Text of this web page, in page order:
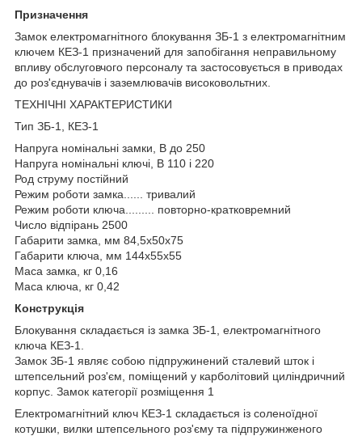
Призначення
Замок електромагнітного блокування ЗБ-1 з електромагнітним
ключем КЕЗ-1 призначений для запобігання неправильному
впливу обслуговчого персоналу та застосовується в приводах
до роз'єднувачів і заземлювачів високовольтних.
ТЕХНІЧНІ ХАРАКТЕРИСТИКИ
Тип ЗБ-1, КЕЗ-1
Напруга номінальні замки, В до 250
Напруга номінальні ключі, В 110 і 220
Род струму постійний
Режим роботи замка...... тривалий
Режим роботи ключа......... повторно-кратковремний
Число відпірань 2500
Габарити замка, мм 84,5x50x75
Габарити ключа, мм 144x55x55
Маса замка, кг 0,16
Маса ключа, кг 0,42
Конструкція
Блокування складається із замка ЗБ-1, електромагнітного
ключа КЕЗ-1.
Замок ЗБ-1 являє собою підпружинений сталевий шток і
штепсельний роз'єм, поміщений у карболітовий циліндричний
корпус. Замок категорії розміщення 1
Електромагнітний ключ КЕЗ-1 складається із соленоїдної
котушки, вилки штепсельного роз'єму та підпружинженого